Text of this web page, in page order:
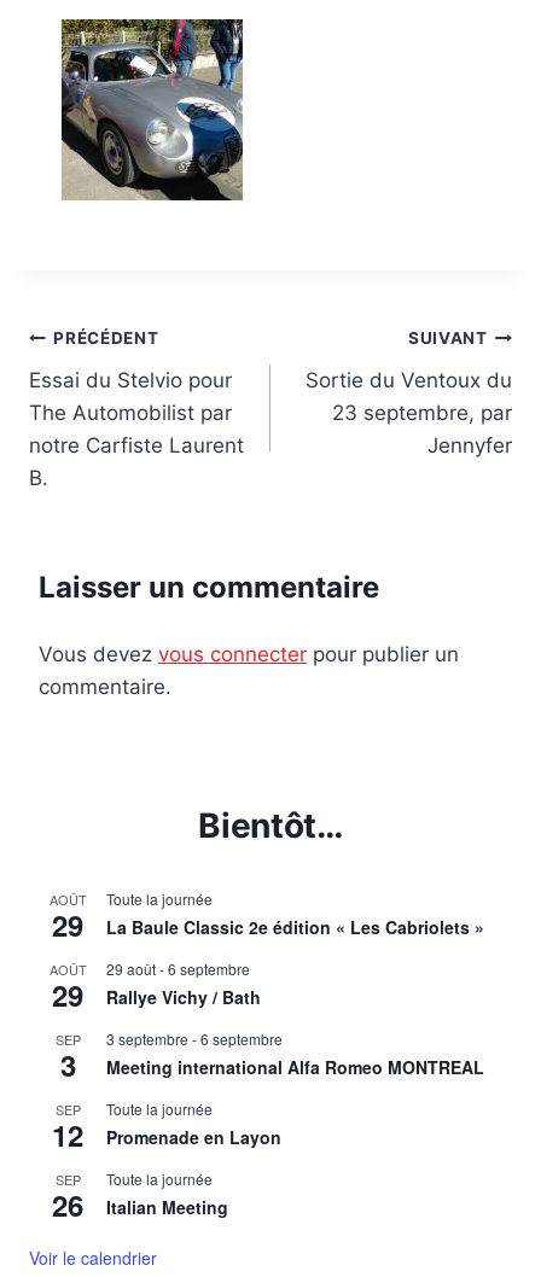
Navigation
de
l’article
PRÉCÉDENT
Essai du Stelvio pour
The Automobilist par
notre Carfiste Laurent
B.
SUIVANT
Sortie du Ventoux du
23 septembre, par
Jennyfer
Laisser un commentaire
Vous devez vous connecter pour publier un
commentaire.
Bientôt…
AOÛT
29
Toute la journée
La Baule Classic 2e édition « Les Cabriolets »
AOÛT
29
29 août-6 septembre
Rallye Vichy / Bath
SEP
3
3 septembre -6 septembre
Meeting international Alfa Romeo MONTREAL
SEP
12
Toute la journée
Promenade en Layon
SEP
26
Toute la journée
Italian Meeting
Voir le calendrier